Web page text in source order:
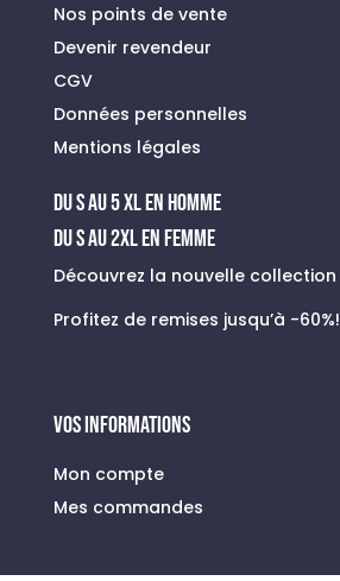
Nos points de vente
Devenir revendeur
CGV
Données personnelles
Mentions légales
du s au 5 xl en homme
Du S au 2XL en FEMME
Découvrez la nouvelle collection
Profitez de remises jusqu’à -60%!
VOS INFORMATIONS
Mon compte
Mes commandes